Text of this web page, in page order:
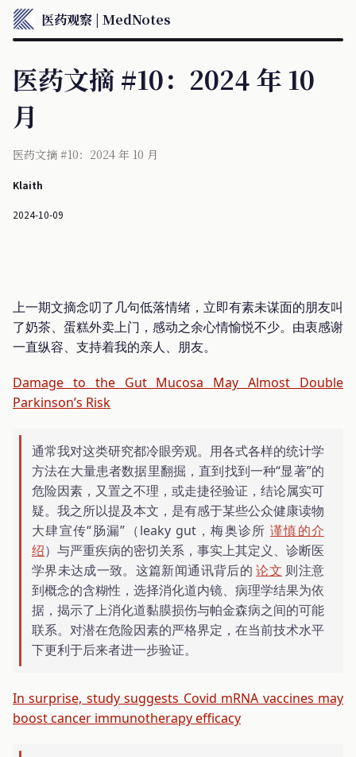
医药观察 | MedNotes
医药文摘 #10：2024 年 10
月
医药文摘 #10：2024 年 10 月
Klaith
2024-10-09
上一期文摘念叨了几句低落情绪，立即有素未谋面的朋友叫
了奶茶、蛋糕外卖上门，感动之余心情愉悦不少。由衷感谢
一直纵容、支持着我的亲人、朋友。
Damage to the Gut Mucosa May Almost Double
Parkinson’s Risk
通常我对这类研究都冷眼旁观。用各式各样的统计学
方法在大量患者数据里翻掘，直到找到一种“显著”的
危险因素，又置之不理，或走捷径验证，结论属实可
疑。我之所以提及本文，是有感于某些公众健康读物
大肆宣传“肠漏”（leaky gut，梅奥诊所 谨慎的介
绍）与严重疾病的密切关系，事实上其定义、诊断医
学界未达成一致。这篇新闻通讯背后的论文 则注意
到概念的含糊性，选择消化道内镜、病理学结果为依
据，揭示了上消化道黏膜损伤与帕金森病之间的可能
联系。对潜在危险因素的严格界定，在当前技术水平
下更利于后来者进一步验证。
In surprise, study suggests Covid mRNA vaccines may
boost cancer immunotherapy efficacy